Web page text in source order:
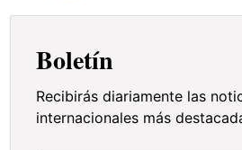
Boletín
Recibirás diariamente las
internacionales más